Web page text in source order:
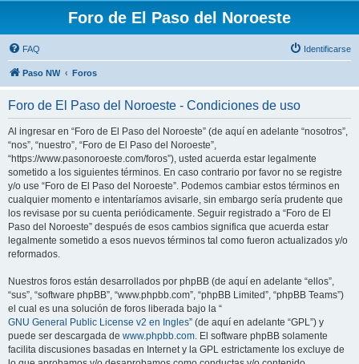
Foro de El Paso del Noroeste
FAQ Identificarse
Paso NW Foros
Foro de El Paso del Noroeste - Condiciones de uso
Al ingresar en “Foro de El Paso del Noroeste” (de aquí en adelante “nosotros”,
“nos”, “nuestro”, “Foro de El Paso del Noroeste”,
“https://www.pasonoroeste.com/foros”), usted acuerda estar legalmente
sometido a los siguientes términos. En caso contrario por favor no se registre
y/o use “Foro de El Paso del Noroeste”. Podemos cambiar estos términos en
cualquier momento e intentaríamos avisarle, sin embargo sería prudente que
los revisase por su cuenta periódicamente. Seguir registrado a “Foro de El
Paso del Noroeste” después de esos cambios significa que acuerda estar
legalmente sometido a esos nuevos términos tal como fueron actualizados y/o
reformados.
Nuestros foros están desarrollados por phpBB (de aquí en adelante “ellos”,
“sus”, “software phpBB”, “www.phpbb.com”, “phpBB Limited”, “phpBB Teams”)
el cual es una solución de foros liberada bajo la “
GNU General Public License v2 en Ingles” (de aquí en adelante “GPL”) y
puede ser descargada de www.phpbb.com. El software phpBB solamente
facilita discusiones basadas en Internet y la GPL estrictamente los excluye de